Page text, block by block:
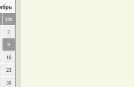
вск
2
9
16
23
30